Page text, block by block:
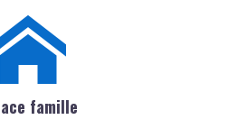
famille